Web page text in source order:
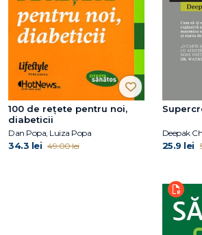
100 de reţete pentru noi,
diabeticii
Dan Popa, Luiza Popa
34.3 lei 49.00 lei
Deepak
25.9 lei